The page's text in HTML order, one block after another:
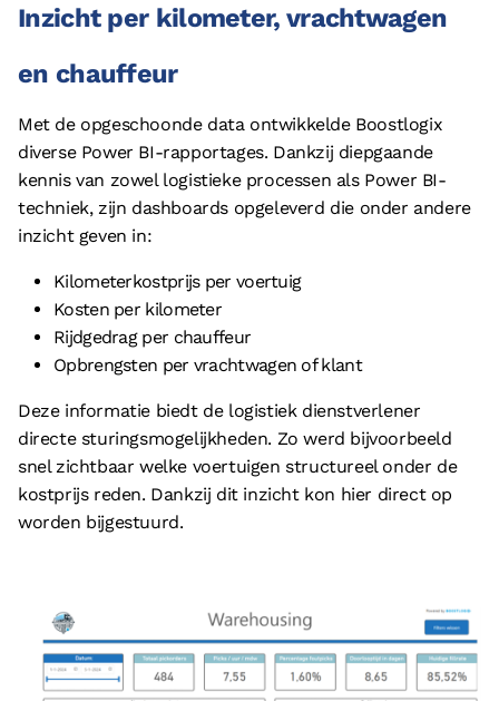
Inzicht per kilometer, vrachtwagen
en chauffeur
Met de opgeschoonde data ontwikkelde Boostlogix
diverse Power BI-rapportages. Dankzij diepgaande
kennis van zowel logistieke processen als Power BI-
techniek, zijn dashboards opgeleverd die onder andere
inzicht geven in:
Kilometerkostprijs per voertuig
Kosten per kilometer
Rijdgedrag per chauffeur
Opbrengsten per vrachtwagen of klant
Deze informatie biedt de logistiek dienstverlener
directe sturingsmogelijkheden. Zo werd bijvoorbeeld
snel zichtbaar welke voertuigen structureel onder de
kostprijs reden. Dankzij dit inzicht kon hier direct op
worden bijgestuurd.